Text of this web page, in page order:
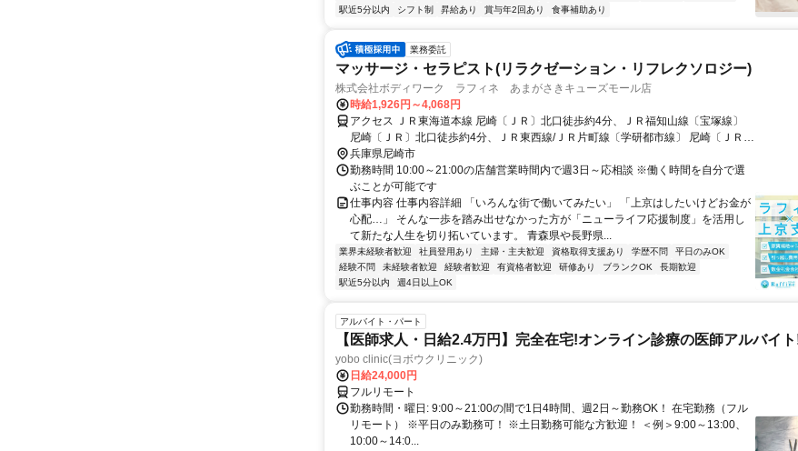
駅近5分以内
シフト制 昇給あり 賞与年2回あり 食事補助あり
業務委託
マッサージ・セラピスト(リラクゼーション・リフレクソロジー)
株式会社ボディワーク ラフィネ あまがさきキューズモール店
時給1,926円～4,068円
アクセス ＪＲ東海道本線 尼崎〔ＪＲ〕北口徒歩約4分、ＪＲ福知山線〔宝塚線〕
尼崎〔ＪＲ〕北口徒歩約4分、ＪＲ東西線/ＪＲ片町線〔学研都市線〕 尼崎〔ＪＲ〕
北口徒歩約4分 最寄駅：尼崎（JR）駅
兵庫県尼崎市
勤務時間 10:00～21:00の店舗営業時間内で週3日～応相談 ※働く時間を自分で選
ぶことが可能です
仕事内容 仕事内容詳細 「いろんな街で働いてみたい」 「上京はしたいけどお金が
心配…」 そんな一歩を踏み出せなかった方が「ニューライフ応援制度」を活用し
て新たな人生を切り拓いています。 青森県や長野県...
業界未経験者歓迎 社員登用あり 主婦・主夫歓迎 資格取得支援あり 学歴不問
平日のみOK
経験不問
未経験者歓迎 経験者歓迎 有資格者歓迎 研修あり ブランクOK
長期歓迎
駅近5分以内
週4日以上OK
アルバイト・パート
【医師求人・日給2.4万円】完全在宅!オンライン診療の医師アルバイ
yobo clinic(ヨボウクリニック)
日給24,000円
フルリモート
勤務時間・曜日: 9:00～21:00の間で1日4時間、週2日～勤務OK！ 在宅勤務（フル
リモート） ※平日のみ勤務可！ ※土日勤務可能な方歓迎！ ＜例＞9:00～13:00、
10:00～14:0...